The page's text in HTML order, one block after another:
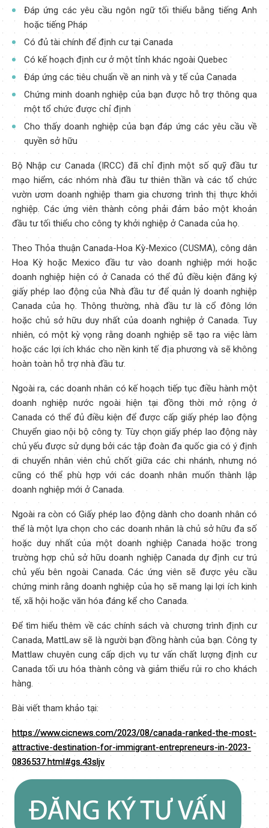
Đáp ứng các yêu cầu ngôn ngữ tối thiểu bằng tiếng Anh
hoặc tiếng Pháp
Có đủ tài chính để định cư tại Canada
Có kế hoạch định cư ở một tỉnh khác ngoài Quebec
Đáp ứng các tiêu chuẩn về an ninh và y tế của Canada
Chứng minh doanh nghiệp của bạn được hỗ trợ thông qua
một tổ chức được chỉ định
Cho thấy doanh nghiệp của bạn đáp ứng các yêu cầu về
quyền sở hữu
Bộ Nhập cư Canada (IRCC) đã chỉ định một số quỹ đầu tư
mạo hiểm, các nhóm nhà đầu tư thiên thần và các tổ chức
vườn ươm doanh nghiệp tham gia chương trình thị thực khởi
nghiệp. Các ứng viên thành công phải đảm bảo một khoản
đầu tư tối thiểu cho công ty khởi nghiệp ở Canada của họ.
Theo Thỏa thuận Canada-Hoa Kỳ-Mexico (CUSMA), công dân
Hoa Kỳ hoặc Mexico đầu tư vào doanh nghiệp mới hoặc
doanh nghiệp hiện có ở Canada có thể đủ điều kiện đăng ký
giấy phép lao động của Nhà đầu tư để quản lý doanh nghiệp
Canada của họ. Thông thường, nhà đầu tư là cổ đông lớn
hoặc chủ sở hữu duy nhất của doanh nghiệp ở Canada. Tuy
nhiên, có một kỳ vọng rằng doanh nghiệp sẽ tạo ra việc làm
hoặc các lợi ích khác cho nền kinh tế địa phương và sẽ không
hoàn toàn hỗ trợ nhà đầu tư.
Ngoài ra, các doanh nhân có kế hoạch tiếp tục điều hành một
doanh nghiệp nước ngoài hiện tại đồng thời mở rộng ở
Canada có thể đủ điều kiện để được cấp giấy phép lao động
Chuyển giao nội bộ công ty. Tùy chọn giấy phép lao động này
chủ yếu được sử dụng bởi các tập đoàn đa quốc gia có ý định
di chuyển nhân viên chủ chốt giữa các chi nhánh, nhưng nó
cũng có thể phù hợp với các doanh nhân muốn thành lập
doanh nghiệp mới ở Canada.
Ngoài ra còn có Giấy phép lao động dành cho doanh nhân có
thể là một lựa chọn cho các doanh nhân là chủ sở hữu đa số
hoặc duy nhất của một doanh nghiệp Canada hoặc trong
trường hợp chủ sở hữu doanh nghiệp Canada dự định cư trú
chủ yếu bên ngoài Canada. Các ứng viên sẽ được yêu cầu
chứng minh rằng doanh nghiệp của họ sẽ mang lại lợi ích kinh
tế, xã hội hoặc văn hóa đáng kể cho Canada.
Để tìm hiểu thêm về các chính sách và chương trình định cư
Canada, MattLaw sẽ là người bạn đồng hành của bạn. Công ty
Mattlaw chuyên cung cấp dịch vụ tư vấn chất lượng định cư
Canada tối ưu hóa thành công và giảm thiểu rủi ro cho khách
hàng.
Bài viết tham khảo tại:
https://www.cicnews.com/2023/08/canada-ranked-the-most-
attractive-destination-for-immigrant-entrepreneurs-in-2023-
0836537.html#gs.43sljv